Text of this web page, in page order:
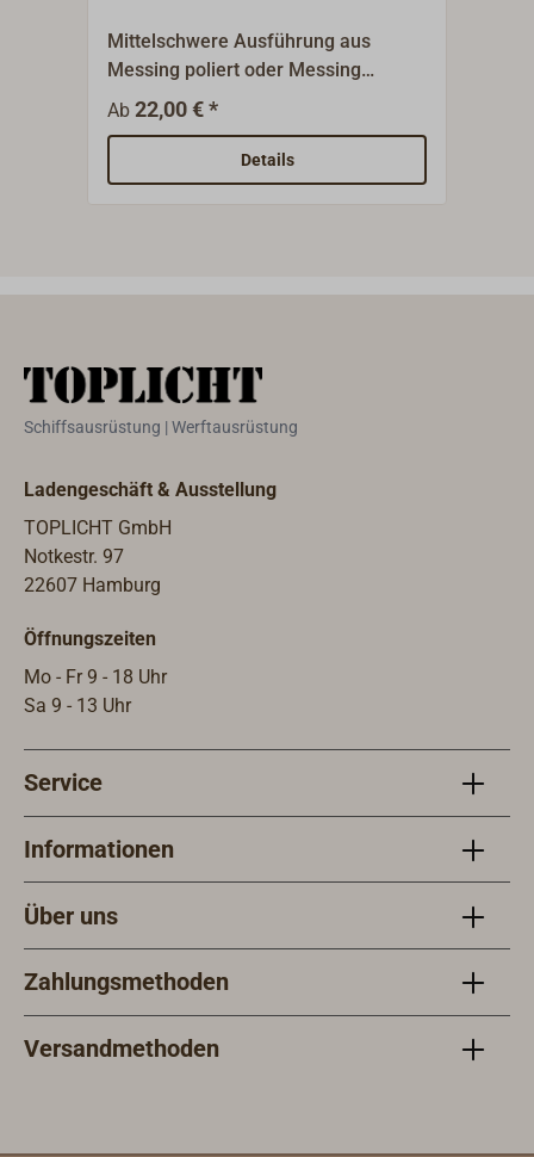
Mittelschwere Ausführung aus
Messing poliert oder Messing
verchromt.Geschlossen
Riegelführung.Lieferung komplett
Ab22,00 € *
Details
Schiffsausrüstung | Werftausrüstung
Ladengeschäft & Ausstellung
TOPLICHT GmbH
Notkestr. 97
22607 Hamburg
Öffnungszeiten
Mo - Fr 9 - 18 Uhr
Sa 9 - 13 Uhr
Service
Informationen
Über uns
Zahlungsmethoden
Versandmethoden